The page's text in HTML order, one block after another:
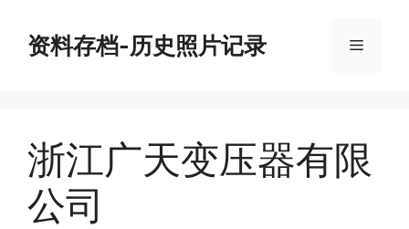
资料存档-历史照片记录 菜
浙江广天变压器有限
公司